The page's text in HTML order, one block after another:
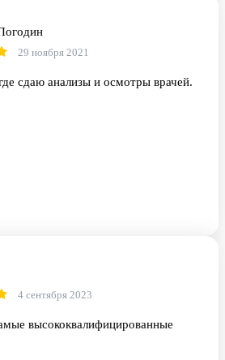
29 ноября 2021
сдаю анализы и осмотры врачей.
4 сентября 2023
высококвалифицированные